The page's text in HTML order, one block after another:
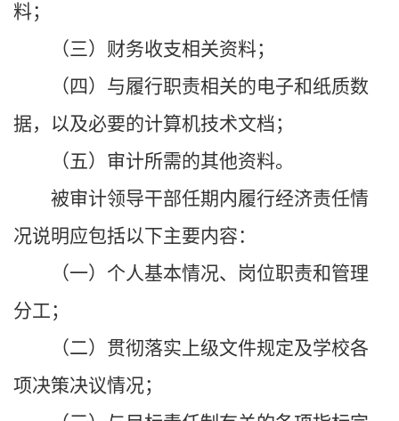
料；
（三）财务收支相关资料；
（四）与履行职责相关的电子和纸质数
据，以及必要的计算机技术文档；
（五）审计所需的其他资料。
被审计领导干部任期内履行经济责任情
况说明应包括以下主要内容：
（一）个人基本情况、岗位职责和管理
分工；
（二）贯彻落实上级文件规定及学校各
项决策决议情况；